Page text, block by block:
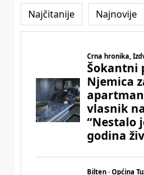
Najčitanije Najnovije